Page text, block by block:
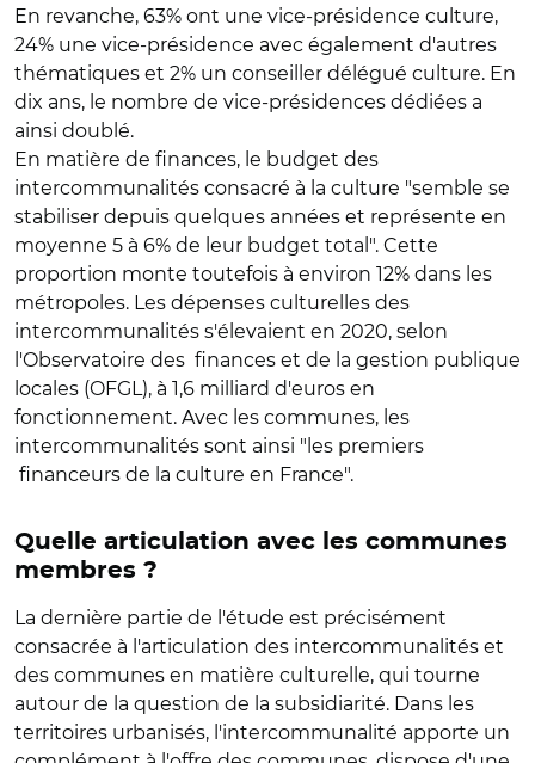
En revanche, 63% ont une vice-présidence culture,
24% une vice-présidence avec également d'autres
thématiques et 2% un conseiller délégué culture. En
dix ans, le nombre de vice-présidences dédiées a
ainsi doublé.
En matière de finances, le budget des
intercommunalités consacré à la culture "semble se
stabiliser depuis quelques années et représente en
moyenne 5 à 6% de leur budget total". Cette
proportion monte toutefois à environ 12% dans les
métropoles. Les dépenses culturelles des
intercommunalités s'élevaient en 2020, selon
l'Observatoire des finances et de la gestion publique
locales (OFGL), à 1,6 milliard d'euros en
fonctionnement. Avec les communes, les
intercommunalités sont ainsi "les premiers
financeurs de la culture en France".
Quelle articulation avec les communes
membres ?
La dernière partie de l'étude est précisément
consacrée à l'articulation des intercommunalités et
des communes en matière culturelle, qui tourne
autour de la question de la subsidiarité. Dans les
territoires urbanisés, l'intercommunalité apporte un